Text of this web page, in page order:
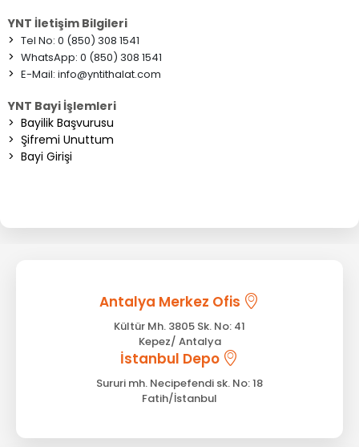
YNT İletişim Bilgileri
> Tel No: 0 (850) 308 1541
> WhatsApp: 0 (850) 308 1541
> E-Mail: info@yntithalat.com
YNT Bayi İşlemleri
> Bayilik Başvurusu
> Şifremi Unuttum
> Bayi Girişi
Antalya Merkez Ofis
Kültür Mh. 3805 Sk. No: 41
Kepez/ Antalya
İstanbul Depo
Sururi mh. Necipefendi sk. No: 18
Fatih/İstanbul